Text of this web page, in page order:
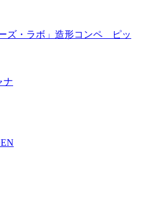
ズ・ラボ」造形コンペ ピッ
ナ